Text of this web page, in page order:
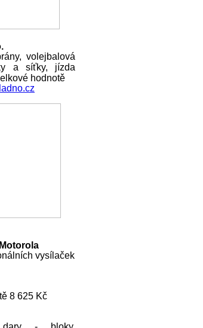
volejbalová
a síťky, jízda
hodnotě
vysílaček
8 625 Kč